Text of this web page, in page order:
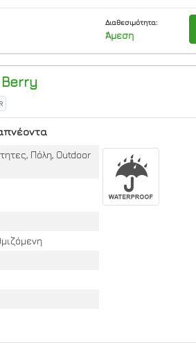
Διαθεσιμότητα:
Άμεση
Πόλη, Outdoor